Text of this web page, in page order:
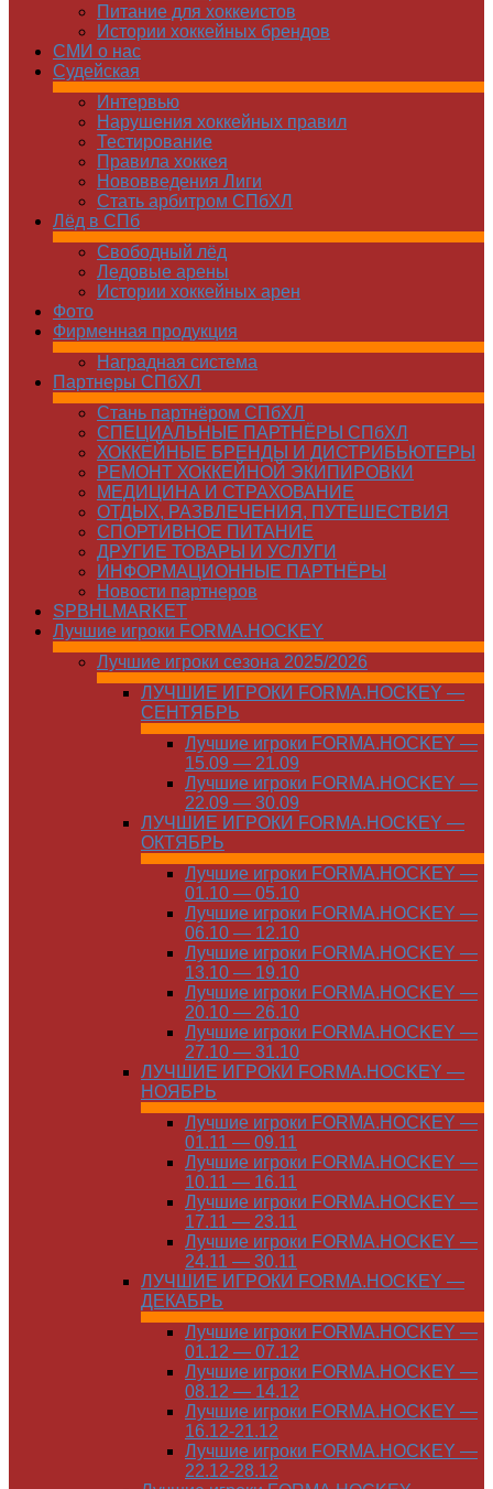
Питание для хоккеистов
Истории хоккейных брендов
СМИ о нас
Судейская
Интервью
Нарушения хоккейных правил
Тестирование
Правила хоккея
Нововведения Лиги
Стать арбитром СПбХЛ
Лёд в СПб
Свободный лёд
Ледовые арены
Истории хоккейных арен
Фото
Фирменная продукция
Наградная система
Партнеры СПбХЛ
Стань партнёром СПбХЛ
СПЕЦИАЛЬНЫЕ ПАРТНЁРЫ СПбХЛ
ХОККЕЙНЫЕ БРЕНДЫ И ДИСТРИБЬЮТЕРЫ
РЕМОНТ ХОККЕЙНОЙ ЭКИПИРОВКИ
МЕДИЦИНА И СТРАХОВАНИЕ
ОТДЫХ, РАЗВЛЕЧЕНИЯ, ПУТЕШЕСТВИЯ
СПОРТИВНОЕ ПИТАНИЕ
ДРУГИЕ ТОВАРЫ И УСЛУГИ
ИНФОРМАЦИОННЫЕ ПАРТНЁРЫ
Новости партнеров
SPBHLMARKET
Лучшие игроки FORMA.HOCKEY
Лучшие игроки сезона 2025/2026
ЛУЧШИЕ ИГРОКИ FORMA.HOCKEY —
СЕНТЯБРЬ
Лучшие игроки FORMA.HOCKEY —
15.09 — 21.09
Лучшие игроки FORMA.HOCKEY —
22.09 — 30.09
ЛУЧШИЕ ИГРОКИ FORMA.HOCKEY —
ОКТЯБРЬ
Лучшие игроки FORMA.HOCKEY —
01.10 — 05.10
Лучшие игроки FORMA.HOCKEY —
06.10 — 12.10
Лучшие игроки FORMA.HOCKEY —
13.10 — 19.10
Лучшие игроки FORMA.HOCKEY —
20.10 — 26.10
Лучшие игроки FORMA.HOCKEY —
27.10 — 31.10
ЛУЧШИЕ ИГРОКИ FORMA.HOCKEY —
НОЯБРЬ
Лучшие игроки FORMA.HOCKEY —
01.11 — 09.11
Лучшие игроки FORMA.HOCKEY —
10.11 — 16.11
Лучшие игроки FORMA.HOCKEY —
17.11 — 23.11
Лучшие игроки FORMA.HOCKEY —
24.11 — 30.11
ЛУЧШИЕ ИГРОКИ FORMA.HOCKEY —
ДЕКАБРЬ
Лучшие игроки FORMA.HOCKEY —
01.12 — 07.12
Лучшие игроки FORMA.HOCKEY —
08.12 — 14.12
Лучшие игроки FORMA.HOCKEY —
16.12-21.12
Лучшие игроки FORMA.HOCKEY —
22.12-28.12